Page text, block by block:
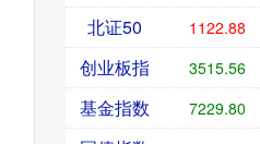
北证50 1122.88
创业板指 3515.56
基金指数 7229.80